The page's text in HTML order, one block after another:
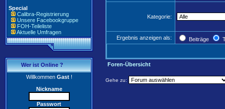
Special
Calibra-Registrierung
Unsere Facebookgruppe
FOH-Teileliste
Aktuelle Umfragen
Wer ist Online ?
WillkommenGast!
Nickname
Passwort
Kategorie:
Ergebnis anzeigen als: Beiträge
Foren-Übersicht
Gehe zu: